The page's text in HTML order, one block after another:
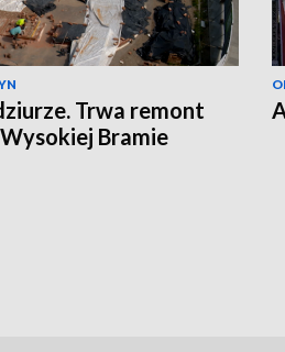
Trwa remont
Bramie